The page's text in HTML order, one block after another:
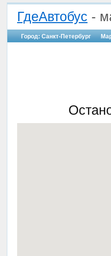
ГдеАвтобус -
Город: Санкт-Петербург